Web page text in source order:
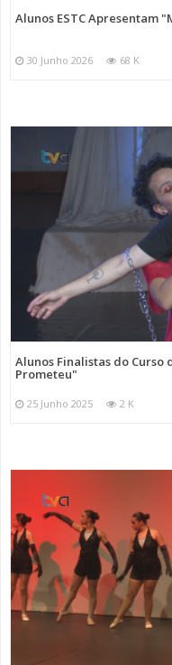
Alunos ESTC Apresentam
30 Junho 2026 68 K
Alunos Finalistas do Curso
Prometeu"
25 Junho 2025 2 K